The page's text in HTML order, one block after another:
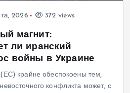
2026 372 views
магнит:
ли иранский
войны в Украине
крайне обеспокоены тем,
конфликта может, с